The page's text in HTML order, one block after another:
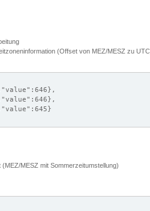
(Offset von MEZ/MESZ zu
MESZ mit Sommerzeitumstellung)